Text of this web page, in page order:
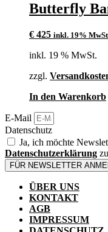
Butterfly
€ 425 inkl. 19%
inkl. 19 % MwSt.
zzgl.
In den Warenkorb
E-Mail
Datenschutz
Ja, ich möchte
Datenschutzerklärung
FÜR NEWSLETTER
ÜBER UNS
KONTAKT
AGB
IMPRESSUM